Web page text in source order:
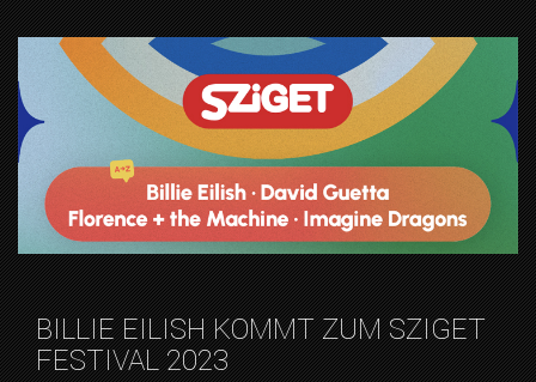
BILLIE EILISH KOMMT ZUM SZIGET
FESTIVAL 2023